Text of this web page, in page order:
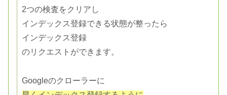
2つの検査をクリアし
インデックス登録できる状態が整ったら
インデックス登録
のリクエストができます。
Googleのクローラーに